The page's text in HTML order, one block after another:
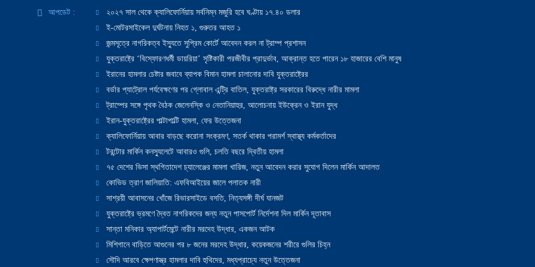
আপডেট :
২০২৭ সাল থেকে ক্যালিফোর্নিয়ায় সর্বনিম্ন মজুরি হবে ঘণ্টায় ১৭.৪০ ডলার
ই-মোটরসাইকেল দুর্ঘটনায় নিহত ১, গুরুতর আহত ১
জন্মসূত্রে নাগরিকত্ব ইস্যুতে সুপ্রিম কোর্টে আবেদন করল না ট্রাম্প প্রশাসন
যুক্তরাষ্ট্রে ‘বিস্ফোরণধর্মী ডায়রিয়া’ সৃষ্টিকারী পরজীবীর প্রাদুর্ভাব, আক্রান্ত হতে পারেন ১৮ হাজারের বেশি মানুষ
ইরানের হামলার চেষ্টার জবাবে ব্যাপক বিমান হামলা চালানোর দাবি যুক্তরাষ্ট্রের
বর্ডার প্যাট্রোল পর্যবেক্ষণের পর গ্লোবাল এন্ট্রি বাতিল, যুক্তরাষ্ট্র সরকারের বিরুদ্ধে নারীর মামলা
ট্রাম্পের সঙ্গে পৃথক বৈঠক জেলেনস্কি ও নেতানিয়াহুর, আলোচনায় ইউক্রেন ও ইরান যুদ্ধ
ইরান-যুক্তরাষ্ট্রের পাল্টাপাল্টি হামলা, ফের উত্তেজনা
ক্যালিফোর্নিয়ায় আবার বাড়ছে করোনা সংক্রমণ, সতর্ক থাকার পরামর্শ স্বাস্থ্য কর্মকর্তাদের
টরন্টোর মার্কিন কনস্যুলেটে আবারও গুলি, চলতি বছরে দ্বিতীয় হামলা
৭৫ দেশের ভিসা স্থগিতাদেশ চ্যালেঞ্জের মামলা খারিজ, নতুন আবেদন করার সুযোগ দিলেন মার্কিন আদালত
কোভিড ত্রাণ জালিয়াতি: এফবিআইয়ের জালে পলাতক নারী
সাশ্রয়ী আবাসনের খোঁজে রিভারসাইডে বসতি, নিত্যসঙ্গী দীর্ঘ যানজট
যুক্তরাষ্ট্রে ভ্রমণে দ্বৈত নাগরিকদের জন্য নতুন পাসপোর্ট নির্দেশনা দিল মার্কিন দূতাবাস
সান্তা মনিকার অ্যাপার্টমেন্টে নারীর মরদেহ উদ্ধার, একজন আটক
মিশিগানে বাড়িতে আগুনের পর ৮ জনের মরদেহ উদ্ধার, কয়েকজনের শরীরে গুলির চিহ্ন
সৌদি আরবে ক্ষেপণাস্ত্র হামলার দাবি হুথিদের, মধ্যপ্রাচ্যে নতুন উত্তেজনা